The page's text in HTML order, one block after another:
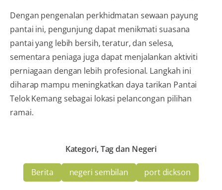
Dengan pengenalan perkhidmatan sewaan payung
pantai ini, pengunjung dapat menikmati suasana
pantai yang lebih bersih, teratur, dan selesa,
sementara peniaga juga dapat menjalankan aktiviti
perniagaan dengan lebih profesional. Langkah ini
diharap mampu meningkatkan daya tarikan Pantai
Telok Kemang sebagai lokasi pelancongan pilihan
ramai.
Kategori, Tag dan Negeri
Berita negeri sembilan port dickson